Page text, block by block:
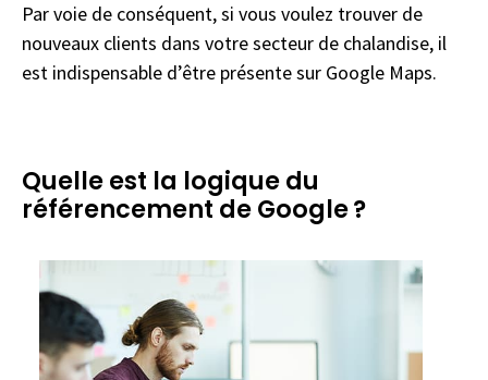
Par voie de conséquent, si vous voulez trouver de
nouveaux clients dans votre secteur de chalandise, il
est indispensable d’être présente sur Google Maps.
Quelle est la logique du
référencement de Google ?